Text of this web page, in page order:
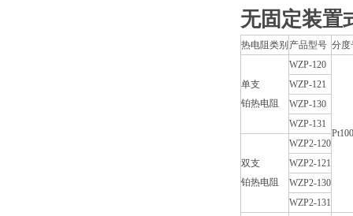
无固定装置
热电阻类别 产品型号 分度
单支
铂热电阻
WZP-120
Pt100
WZP-121
WZP-130
WZP-131
双支
铂热电阻
WZP2-120
WZP2-121
WZP2-130
WZP2-131